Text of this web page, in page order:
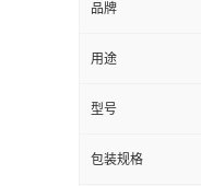
品牌
用途
型号
包装规格